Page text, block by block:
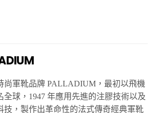
尚軍靴品牌PALLADIUM ，最初以飛機
全球， 1947年應用先進的注膠技術以及
技，製作出革命性的法式傳奇經典軍靴